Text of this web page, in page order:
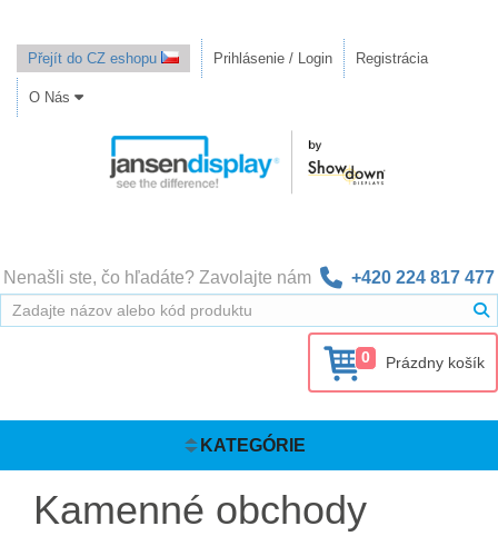
Přejít do CZ eshopu Prihlásenie / Login Registrácia
O Nás
Nenašli ste, čo hľadáte? Zavolajte nám +420 224 817 477
0 Prázdny košík
KATEGÓRIE
Kamenné obchody